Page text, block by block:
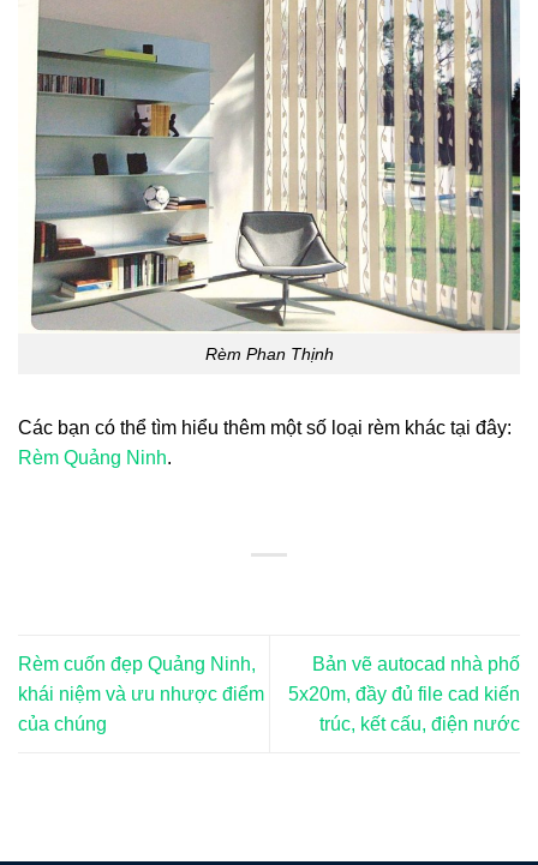
Rèm Phan Thịnh
Các bạn có thể tìm hiểu thêm một số loại rèm khác tại đây:
Rèm Quảng Ninh.
Rèm cuốn đẹp Quảng Ninh,
khái niệm và ưu nhược điểm
của chúng
Bản vẽ autocad nhà phố
5x20m, đầy đủ file cad kiến
trúc, kết cấu, điện nước